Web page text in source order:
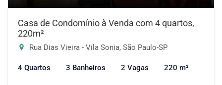
Casa de Condomínio à Venda com 4 quartos,
220m²
Rua Dias Vieira - Vila Sonia, São Paulo-SP
4 Quartos 3 Banheiros 2 Vagas 220 m²